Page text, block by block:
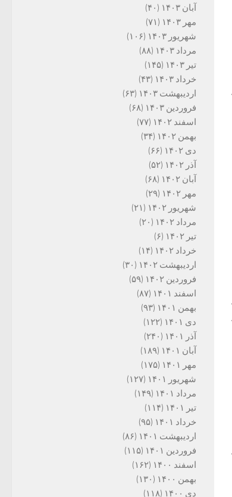
آبان ۱۴۰۳
(۴۰)
مهر ۱۴۰۳
(۷۱)
شهریور ۱۴۰۳
(۱۰۶)
مرداد ۱۴۰۳
(۸۸)
تیر ۱۴۰۳
(۱۴۵)
خرداد ۱۴۰۳
(۴۳)
اردیبهشت ۱۴۰۳
(۶۳)
فروردین ۱۴۰۳
(۶۸)
اسفند ۱۴۰۲
(۷۷)
بهمن ۱۴۰۲
(۳۴)
دی ۱۴۰۲
(۶۶)
آذر ۱۴۰۲
(۵۲)
آبان ۱۴۰۲
(۶۸)
مهر ۱۴۰۲
(۲۹)
شهریور ۱۴۰۲
(۲۱)
مرداد ۱۴۰۲
(۲۰)
تیر ۱۴۰۲
(۶)
خرداد ۱۴۰۲
(۱۴)
اردیبهشت ۱۴۰۲
(۳۰)
فروردین ۱۴۰۲
(۵۹)
اسفند ۱۴۰۱
(۸۷)
بهمن ۱۴۰۱
(۹۳)
دی ۱۴۰۱
(۱۲۲)
آذر ۱۴۰۱
(۲۴۰)
آبان ۱۴۰۱
(۱۸۹)
مهر ۱۴۰۱
(۱۷۵)
شهریور ۱۴۰۱
(۱۲۷)
مرداد ۱۴۰۱
(۱۴۹)
تیر ۱۴۰۱
(۱۱۴)
خرداد ۱۴۰۱
(۹۵)
اردیبهشت ۱۴۰۱
(۸۶)
فروردین ۱۴۰۱
(۱۱۵)
اسفند ۱۴۰۰
(۱۶۲)
بهمن ۱۴۰۰
(۱۳۰)
دی ۱۴۰۰
(۱۱۸)